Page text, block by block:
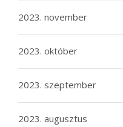
2023. november
2023. október
2023. szeptember
2023. augusztus